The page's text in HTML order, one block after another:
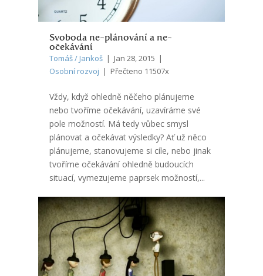
Svoboda ne-plánování a ne-
očekávání
Tomáš / Jankoš | Jan 28, 2015 |
Osobní rozvoj | Přečteno 11507x
Vždy, když ohledně něčeho plánujeme
nebo tvoříme očekávání, uzavíráme své
pole možností. Má tedy vůbec smysl
plánovat a očekávat výsledky? Ať už něco
plánujeme, stanovujeme si cíle, nebo jinak
tvoříme očekávání ohledně budoucích
situací, vymezujeme paprsek možností,...